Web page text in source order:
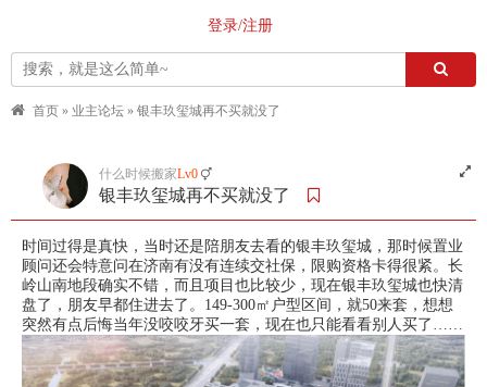
登录/注册
首页 » 业主论坛 » 银丰玖玺城再不买就没了
什么时候搬家Lv0
银丰玖玺城再不买就没了
时间过得是真快，当时还是陪朋友去看的银丰玖玺城，那时候置业
顾问还会特意问在济南有没有连续交社保，限购资格卡得很紧。长
岭山南地段确实不错，而且项目也比较少，现在银丰玖玺城也快清
盘了，朋友早都住进去了。149-300㎡户型区间，就50来套，想想
突然有点后悔当年没咬咬牙买一套，现在也只能看看别人买了……